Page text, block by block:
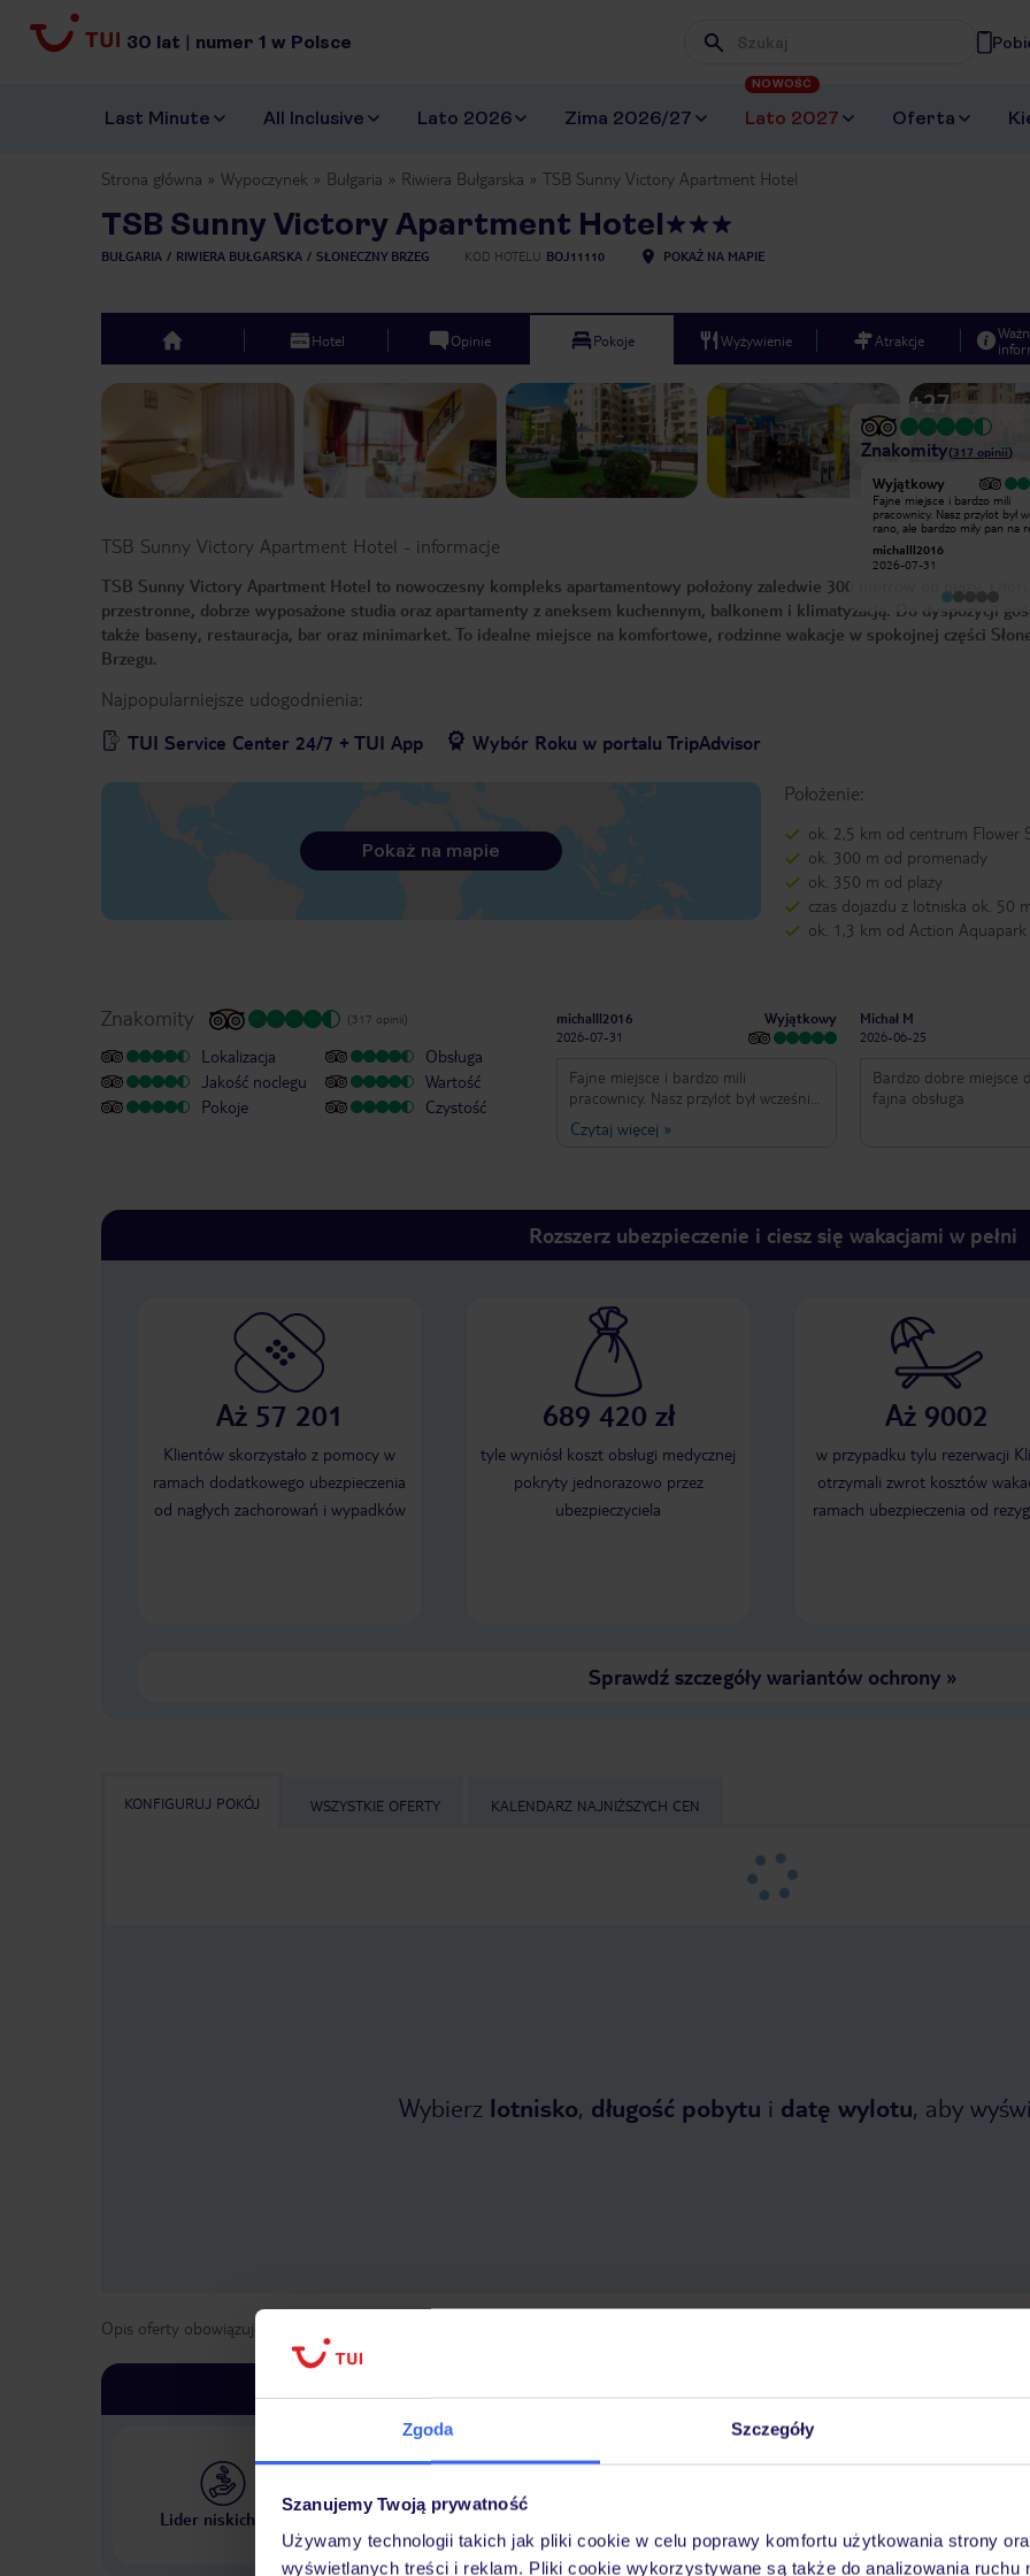
Zgoda Szczegóły
Szanujemy Twoją prywatność
Używamy technologii takich jak pliki cookie w celu poprawy komfortu użytkowania strony
wyświetlanych treści i reklam. Pliki cookie wykorzystywane są także do analizowania ruchu
30 lat | numer 1 w Polsce Wpisz frazę, której szukasz
Last Minute All Inclusive Lato 2026 Zima 2026/27 Lato 2027
NOWOŚĆ
Oferta
Strona główna Wypoczynek Bułgaria Riwiera Bułgarska TSB Sunny Victory Apartment Hotel
TSB Sunny Victory Apartment Hotel
BUŁGARIA RIWIERA BUŁGARSKA SŁONECZNY BRZEG KOD HOTELU BOJ11110 POKAŻ NA MAPIE
top Hotel Opinie Pokoje Wyżywienie Atrakcje
Previous slide +27
Znakomity(317 opinii)
Wyjątkowy
super miejsce dla nastolatków i
Wyjątkowy
Fajne miejsce i bardzo mili
pracownicy. Nasz przylot był
rano, ale bardzo miły pan na
nam wmeldowanie parę godzin
wcześniej. (Bardzo
bezpiecznie, gdyż przy wejściu
monitorowali wszystko
przez 24h. Raz zgłosiłem mały
problem z prysznicem i był
michalll2016
2026-07-31
TSB Sunny Victory Apartment Hotel - informacje
TSB Sunny Victory Apartment Hotel to nowoczesny kompleks apartamentowy położony zaledwie 300 metrów od plaży.
przestronne, dobrze wyposażone studia oraz apartamenty z aneksem kuchennym, balkonem i klimatyzacją. Do dyspozycji
także baseny, restauracja, bar oraz minimarket. To idealne miejsce na komfortowe, rodzinne wakacje w spokojnej części
Brzegu.
Najpopularniejsze udogodnienia:
TUI Service Center 24/7 + TUI App
Wybór Roku w portalu TripAdvisor
Położenie:
ok. 2,5 km od centrum Flower
ok. 300 m od promenady
ok. 350 m od plaży
czas dojazdu z lotniska ok. 50
ok. 1,3 km od Action Aquapark
Pokaż na mapie
Znakomity (317 opinii)
Lokalizacja
Jakość noclegu
Pokoje
Obsługa
Wartość
Czystość
michalll2016
2026-07-31
Wyjątkowy
Fajne miejsce i bardzo mili
pracownicy. Nasz przylot był wcześnie
rano, ale bardzo miły pan na recepcji
bez żadnych problemów udostępnił
monitorowali wszystko panowie przez
24h. Raz zgłosiłem mały problem z
natychmiastowo. Sprzątaczki to
najmilsze osoby na ziemi i świetnie
zadbały o wszystko, czego
potrzebowaliśmy w naszym pokoju.
Klimatyzacja działa bez zarzutów, co,
jak każdy wie, jest niesamowicie
ważne. Był to nasz pierwszy pobyt w
Bułgarii i dzięki TSB Sunny Victory
chcemy wrócić tu ponownie.
Pozdrowienia dla wszystkich od
Michała z żoną i córką. (310)
Czytaj więcej »
Michał M
2026-06-25
Bardzo dobre miejsce
fajna obsługa
Rozszerz ubezpieczenie i ciesz się wakacjami w pełni
Aż 57 201
Klientów skorzystało z pomocy w
ramach dodatkowego ubezpieczenia
od nagłych zachorowań i wypadków
689 420 zł
tyle wyniósł koszt obsługi medycznej
pokryty jednorazowo przez
ubezpieczyciela
Aż 9002
w przypadku tylu rezerwacji
otrzymali zwrot kosztów
ramach ubezpieczenia od
Sprawdź szczegóły wariantów ochrony»
KONFIGURUJ POKÓJ WSZYSTKIE OFERTY KALENDARZ NAJNIŻSZYCH CEN
Wybierz lotnisko, długość pobytu i datę wylotu, aby
Opis oferty obowiązuje dla wyjazdów w terminie
Lider niskich cen
Największe biuro podróży
w Polsce
wakacjach 24/7